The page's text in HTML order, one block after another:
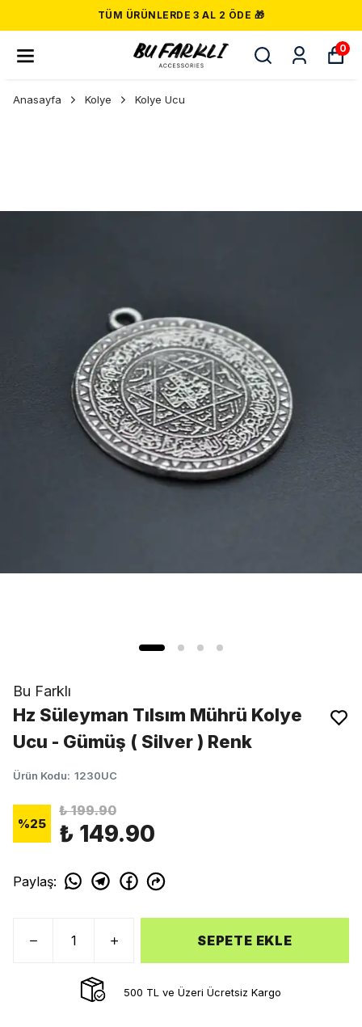
TÜM ÜRÜNLERDE 3 AL 2 ÖDE 🎁
0
Anasayfa Kolye Kolye Ucu
Bu Farklı
Hz Süleyman Tılsım Mührü Kolye
Ucu - Gümüş ( Silver ) Renk
Ürün Kodu: 1230UC
%25
₺ 199.90
₺ 149.90
Paylaş:
SEPETE EKLE
500 TL ve Üzeri Ücretsiz Kargo